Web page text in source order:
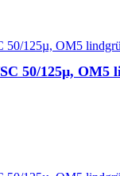
50/125µ, OM5